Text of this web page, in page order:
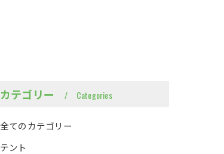
カテゴリー Categories
全てのカテゴリー
テント